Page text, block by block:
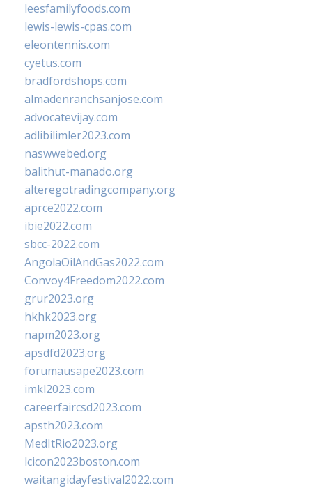
leesfamilyfoods.com
lewis-lewis-cpas.com
eleontennis.com
cyetus.com
bradfordshops.com
almadenranchsanjose.com
advocatevijay.com
adlibilimler2023.com
naswwebed.org
balithut-manado.org
alteregotradingcompany.org
aprce2022.com
ibie2022.com
sbcc-2022.com
AngolaOilAndGas2022.com
Convoy4Freedom2022.com
grur2023.org
hkhk2023.org
napm2023.org
apsdfd2023.org
forumausape2023.com
imkl2023.com
careerfaircsd2023.com
apsth2023.com
MedItRio2023.org
lcicon2023boston.com
waitangidayfestival2022.com